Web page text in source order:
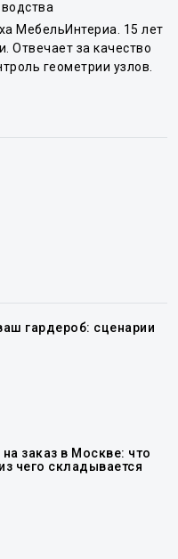
МебельИнтериа. 15 лет
Отвечает за качество
геометрии узлов.
гардероб: сценарии
заказ в Москве: что
чего складывается